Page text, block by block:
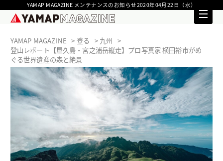
YAMAP MAGAZINE メンテナンスのお知らせ2020年04月22日（水）
YAMAP MAGAZINE 登る
九州
登山レポート【屋久島・宮之浦岳縦走】プロ写真家 横田裕市がめ
ぐる世界遺産の森と絶景